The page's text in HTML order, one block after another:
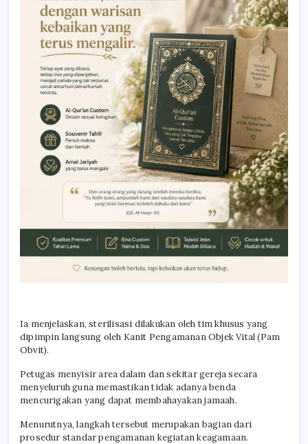
Ia menjelaskan, sterilisasi dilakukan oleh tim khusus yang
dipimpin langsung oleh Kanit Pengamanan Objek Vital (Pam
Obvit).
Petugas menyisir area dalam dan sekitar gereja secara
menyeluruh guna memastikan tidak adanya benda
mencurigakan yang dapat membahayakan jamaah.
Menurutnya, langkah tersebut merupakan bagian dari
prosedur standar pengamanan kegiatan keagamaan.